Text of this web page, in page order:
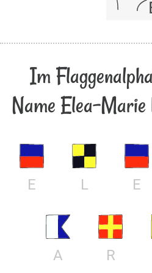
Im
Name Elea-Marie
E L E
A R